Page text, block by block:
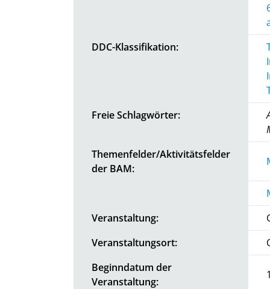
DDC-Klassifikation:
Freie Schlagwörter:
Themenfelder/Aktivitätsfelder
der BAM:
Veranstaltung:
Veranstaltungsort:
Beginndatum der
Veranstaltung: